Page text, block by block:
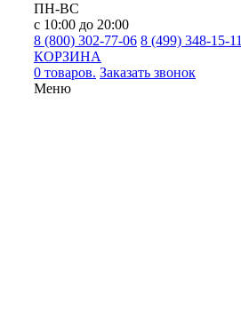
ПН-ВС
с 10:00 до 20:00
8 (800) 302-77-06 8 (499) 348-15-11
КОРЗИНА
0 товаров. Заказать звонок
Меню